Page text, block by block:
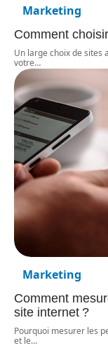
Marketing
Comment
Un large choix de sites
votre…
Marketing
Comment
site internet ?
Pourquoi mesurer les
et le…